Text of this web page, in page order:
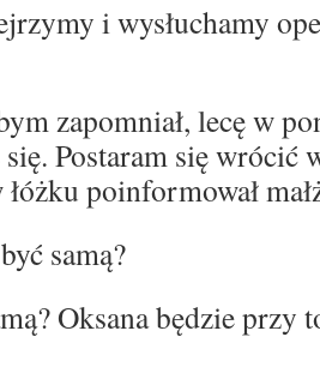
i wysłuchamy
zapomniał, lecę w
Postaram się wrócić
poinformował
samą?
Oksana będzie przy